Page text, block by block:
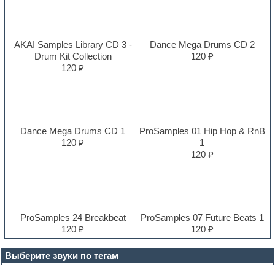
Выберите звуки по тегам
AKAI Samples Library CD 3 -
Drum Kit Collection
120 ₽
Dance Mega Drums CD 2
120 ₽
Dance Mega Drums CD 1
120 ₽
ProSamples 01 Hip Hop & RnB
1
120 ₽
ProSamples 24 Breakbeat
120 ₽
ProSamples 07 Future Beats 1
120 ₽